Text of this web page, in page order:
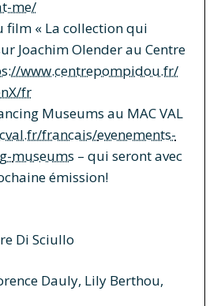
me/
film « La collection qui
Joachim Olender au Centre
www.centrepompidou.fr/
fr
Museums au MAC VAL
francais/evenements-
museums – qui seront avec
émission!
Di Sciullo
Dauly, Lily Berthou,